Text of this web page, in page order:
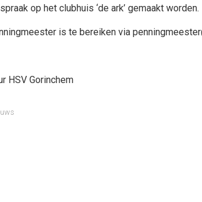
op het clubhuis ‘de ark’ gemaakt worden.
is te bereiken via
HSV Gorinchem